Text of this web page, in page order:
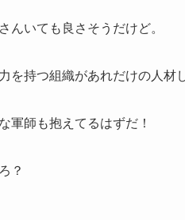
んいても良さそうだけど。
を持つ組織があれだけの人材
軍師も抱えてるはずだ！
？